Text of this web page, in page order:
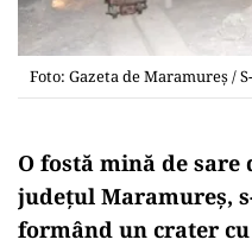
Foto: Gazeta de Maramureș /
O fostă mină de
județul Maramureș,
formând un crater